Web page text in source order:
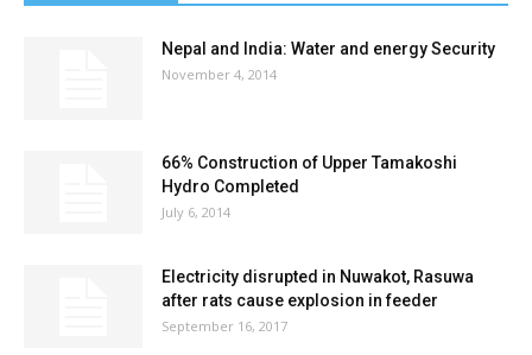
Nepal and India: Water and energy Security
November 4, 2014
66% Construction of Upper Tamakoshi
Hydro Completed
July 6, 2014
Electricity disrupted in Nuwakot, Rasuwa
after rats cause explosion in feeder
September 16, 2017